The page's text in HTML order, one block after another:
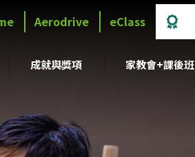
Aerodrive eClass
成就與獎項 家教會+課後班